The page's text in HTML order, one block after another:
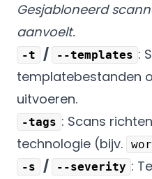
Gesjabloneerd
aanvoelt.
-t / --templates :
templatebestanden
uitvoeren.
-tags : Scans
technologie (bijv.
-s / --severity :